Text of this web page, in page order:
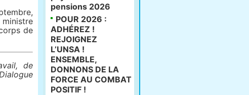
de
de
pensions 2026
POUR 2026 :
ADHÉREZ !
REJOIGNEZ
L’UNSA !
ENSEMBLE,
DONNONS DE LA
FORCE AU COMBAT
POSITIF !